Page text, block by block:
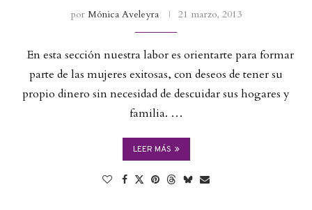
por Mónica Aveleyra 21 marzo, 2013
En esta sección nuestra labor es orientarte para formar
parte de las mujeres exitosas, con deseos de tener su
propio dinero sin necesidad de descuidar sus hogares y
familia. …
LEER MÁS